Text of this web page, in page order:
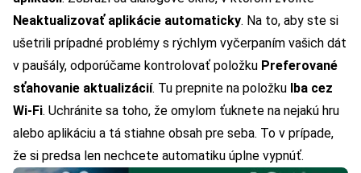
Neaktualizovať aplikácie automaticky. Na to, aby ste si
ušetrili prípadné problémy s rýchlym vyčerpaním vašich dát
v paušály, odporúčame kontrolovať položku Preferované
sťahovanie aktualizácií. Tu prepnite na položku Iba cez
Wi-Fi. Uchránite sa toho, že omylom ťuknete na nejakú hru
alebo aplikáciu a tá stiahne obsah pre seba. To v prípade,
že si predsa len nechcete automatiku úplne vypnúť.